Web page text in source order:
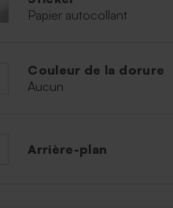
Papier autocollant
Couleur de la dorure
Aucun
Arrière-plan